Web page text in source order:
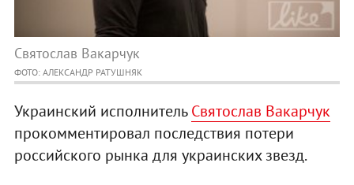
Святослав Вакарчук
ФОТО: АЛЕКСАНДР РАТУШНЯК
Украинский исполнительСвятослав Вакарчук
прокомментировал последствия потери
российского рынка для украинских звезд.